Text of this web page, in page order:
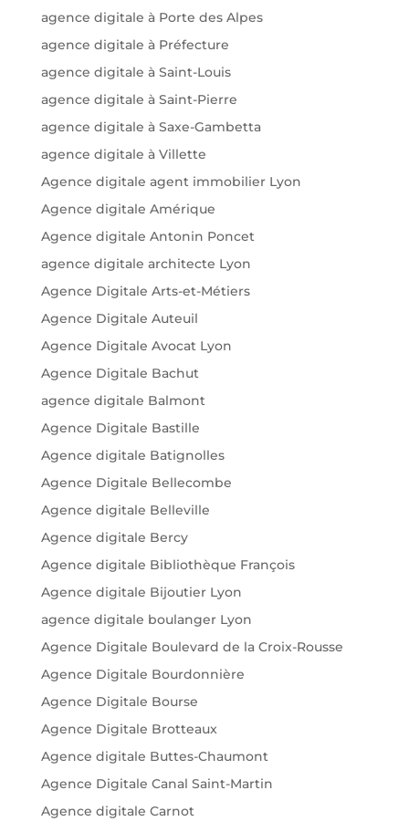
agence digitale à Porte des Alpes
agence digitale à Préfecture
agence digitale à Saint-Louis
agence digitale à Saint-Pierre
agence digitale à Saxe-Gambetta
agence digitale à Villette
Agence digitale agent immobilier Lyon
Agence digitale Amérique
Agence digitale Antonin Poncet
agence digitale architecte Lyon
Agence Digitale Arts-et-Métiers
Agence Digitale Auteuil
Agence Digitale Avocat Lyon
Agence Digitale Bachut
agence digitale Balmont
Agence Digitale Bastille
Agence digitale Batignolles
Agence Digitale Bellecombe
Agence digitale Belleville
Agence digitale Bercy
Agence digitale Bibliothèque François
Agence digitale Bijoutier Lyon
agence digitale boulanger Lyon
Agence Digitale Boulevard de la Croix-Rousse
Agence Digitale Bourdonnière
Agence Digitale Bourse
Agence Digitale Brotteaux
Agence digitale Buttes-Chaumont
Agence Digitale Canal Saint-Martin
Agence digitale Carnot